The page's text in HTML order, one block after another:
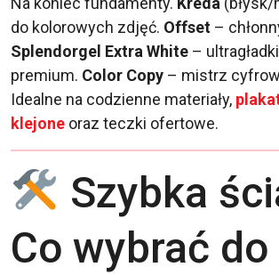
do kolorowych zdjęć. Offset –
Splendorgel Extra White –
premium. Color Copy – mistrz
Idealne na codzienne materiały,
klejone oraz teczki ofertowe.
Szybka
Co wybrać do